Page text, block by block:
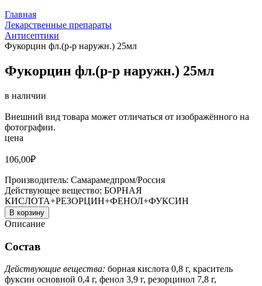
Главная
Лекарственные препараты
Антисептики
Фукорцин фл.(р-р наружн.) 25мл
Фукорцин фл.(р-р наружн.) 25мл
в наличии
Внешний вид товара может отличаться от изображённого на
фотографии.
цена
106,00₽
Производитель: Самарамедпром/Россия
Действующее вещество: БОРНАЯ
КИСЛОТА+РЕЗОРЦИН+ФЕНОЛ+ФУКСИН
В корзину
Описание
Состав
Действующие вещества: борная кислота 0,8 г, краситель
фуксин основной 0,4 г, фенол 3,9 г, резорцинол 7,8 г,